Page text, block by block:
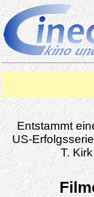
Entstammt
US-
T.